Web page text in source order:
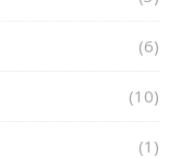
(6)
(10)
(1)